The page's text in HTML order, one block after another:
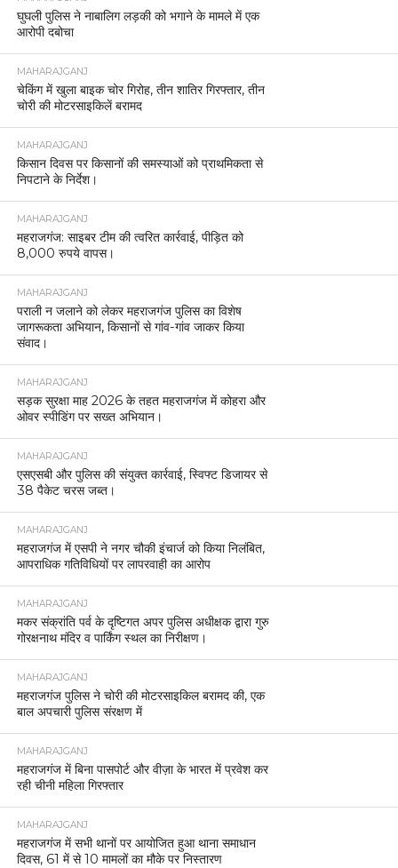
घुघली पुलिस ने नाबालिग लड़की को भगाने के मामले में एक
आरोपी दबोचा
MAHARAJGANJ
चेकिंग में खुला बाइक चोर गिरोह, तीन शातिर गिरफ्तार, तीन
चोरी की मोटरसाइकिलें बरामद
MAHARAJGANJ
किसान दिवस पर किसानों की समस्याओं को प्राथमिकता से
निपटाने के निर्देश।
MAHARAJGANJ
महराजगंज: साइबर टीम की त्वरित कार्रवाई, पीड़ित को
8,000 रुपये वापस।
MAHARAJGANJ
पराली न जलाने को लेकर महराजगंज पुलिस का विशेष
जागरूकता अभियान, किसानों से गांव-गांव जाकर किया
संवाद।
MAHARAJGANJ
सड़क सुरक्षा माह 2026 के तहत महराजगंज में कोहरा और
ओवर स्पीडिंग पर सख्त अभियान।
MAHARAJGANJ
एसएसबी और पुलिस की संयुक्त कार्रवाई, स्विफ्ट डिजायर से
38 पैकेट चरस जब्त।
MAHARAJGANJ
महराजगंज में एसपी ने नगर चौकी इंचार्ज को किया निलंबित,
आपराधिक गतिविधियों पर लापरवाही का आरोप
MAHARAJGANJ
मकर संक्रांति पर्व के दृष्टिगत अपर पुलिस अधीक्षक द्वारा गुरु
गोरक्षनाथ मंदिर व पार्किंग स्थल का निरीक्षण।
MAHARAJGANJ
महराजगंज पुलिस ने चोरी की मोटरसाइकिल बरामद की, एक
बाल अपचारी पुलिस संरक्षण में
MAHARAJGANJ
महराजगंज में बिना पासपोर्ट और वीज़ा के भारत में प्रवेश कर
रही चीनी महिला गिरफ्तार
MAHARAJGANJ
महराजगंज में सभी थानों पर आयोजित हुआ थाना समाधान
दिवस, 61 में से 10 मामलों का मौके पर निस्तारण